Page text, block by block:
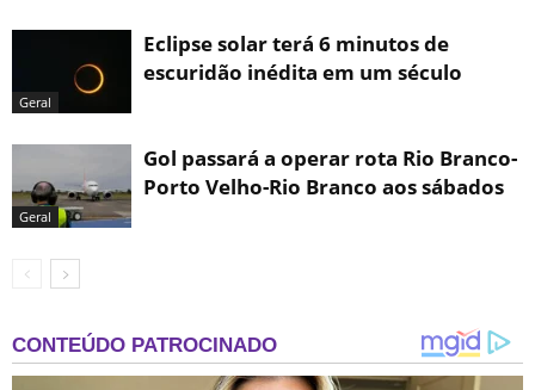
Geral
Eclipse solar terá 6 minutos de
escuridão inédita em um século
Geral
Gol passará a operar rota Rio Branco-
Porto Velho-Rio Branco aos sábados